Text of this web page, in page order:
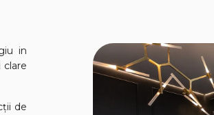
in
clare
de